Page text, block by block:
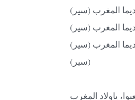
ديما المغرب (سير)
ديما المغرب (سير)
ديما المغرب (سير)
(سير)
ياولاد المغرب